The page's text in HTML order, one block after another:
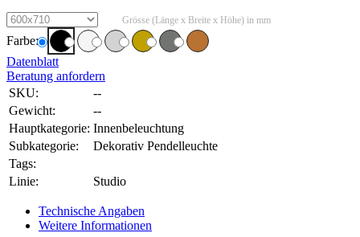
Grösse (Länge x Breite x Höhe) in mm
Farbe:
Datenblatt
Beratung anfordern
SKU:
--
Gewicht:
--
Hauptkategorie: Innenbeleuchtung
Subkategorie:
Dekorativ Pendelleuchte
Tags:
Linie:
Studio
Technische Angaben
Weitere Informationen